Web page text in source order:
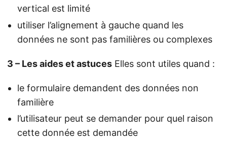
vertical est limité
utiliser l’alignement à gauche quand les
données ne sont pas familières ou complexes
3 – Les aides et astuces Elles sont utiles quand :
le formulaire demandent des données non
familière
l’utilisateur peut se demander pour quel raison
cette donnée est demandée